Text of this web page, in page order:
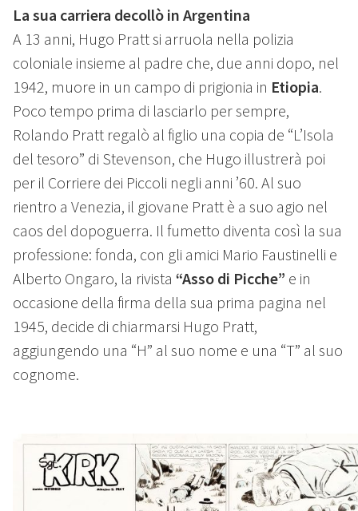
La sua carriera decollò in Argentina
A 13 anni, Hugo Pratt si arruola nella polizia
coloniale insieme al padre che, due anni dopo, nel
1942, muore in un campo di prigionia in Etiopia.
Poco tempo prima di lasciarlo per sempre,
Rolando Pratt regalò al figlio una copia de “L’Isola
del tesoro” di Stevenson, che Hugo illustrerà poi
per il Corriere dei Piccoli negli anni ’60. Al suo
rientro a Venezia, il giovane Pratt è a suo agio nel
caos del dopoguerra. Il fumetto diventa così la sua
professione: fonda, con gli amici Mario Faustinelli e
Alberto Ongaro, la rivista “Asso di Picche” e in
occasione della firma della sua prima pagina nel
1945, decide di chiarmarsi Hugo Pratt,
aggiungendo una “H” al suo nome e una “T” al suo
cognome.